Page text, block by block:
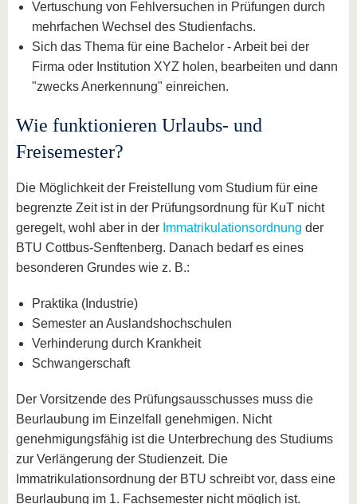
Vertuschung von Fehlversuchen in Prüfungen durch
mehrfachen Wechsel des Studienfachs.
Sich das Thema für eine Bachelor - Arbeit bei der
Firma oder Institution XYZ holen, bearbeiten und dann
"zwecks Anerkennung" einreichen.
Wie funktionieren Urlaubs- und
Freisemester?
Die Möglichkeit der Freistellung vom Studium für eine
begrenzte Zeit ist in der Prüfungsordnung für KuT nicht
geregelt, wohl aber in der Immatrikulationsordnung der
BTU Cottbus-Senftenberg. Danach bedarf es eines
besonderen Grundes wie z. B.:
Praktika (Industrie)
Semester an Auslandshochschulen
Verhinderung durch Krankheit
Schwangerschaft
Der Vorsitzende des Prüfungsausschusses muss die
Beurlaubung im Einzelfall genehmigen. Nicht
genehmigungsfähig ist die Unterbrechung des Studiums
zur Verlängerung der Studienzeit. Die
Immatrikulationsordnung der BTU schreibt vor, dass eine
Beurlaubung im 1. Fachsemester nicht möglich ist.